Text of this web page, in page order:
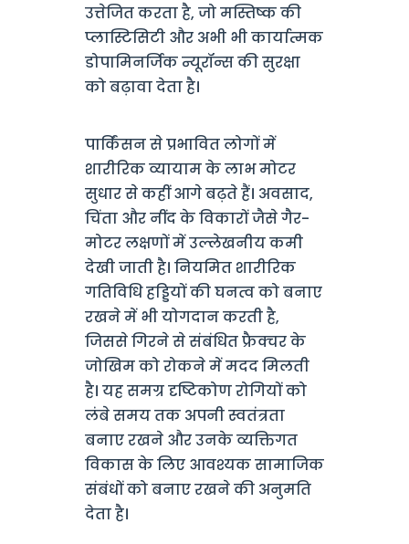
उत्तेजित करता है, जो मस्तिष्क की
प्लास्टिसिटी और अभी भी कार्यात्मक
डोपामिनर्जिक न्यूरॉन्स की सुरक्षा
को बढ़ावा देता है।
पार्किंसन से प्रभावित लोगों में
शारीरिक व्यायाम के लाभ मोटर
सुधार से कहीं आगे बढ़ते हैं। अवसाद,
चिंता और नींद के विकारों जैसे गैर-
मोटर लक्षणों में उल्लेखनीय कमी
देखी जाती है। नियमित शारीरिक
गतिविधि हड्डियों की घनत्व को बनाए
रखने में भी योगदान करती है,
जिससे गिरने से संबंधित फ्रैक्चर के
जोखिम को रोकने में मदद मिलती
है। यह समग्र दृष्टिकोण रोगियों को
लंबे समय तक अपनी स्वतंत्रता
बनाए रखने और उनके व्यक्तिगत
विकास के लिए आवश्यक सामाजिक
संबंधों को बनाए रखने की अनुमति
देता है।